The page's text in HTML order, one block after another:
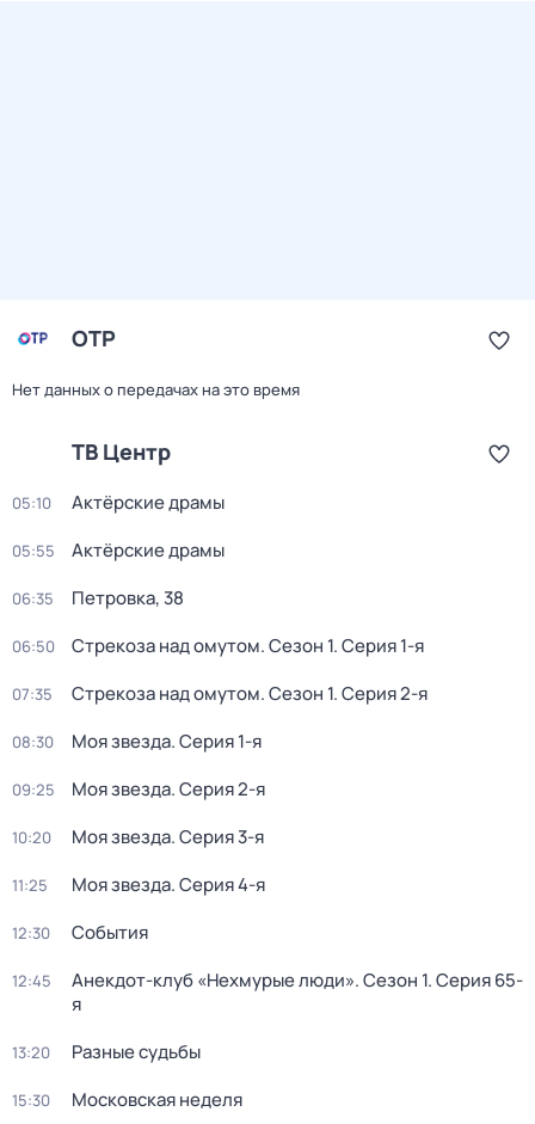
ОТР
Нет данных о передачах на это время
ТВ Центр
05:10 Актёрские драмы
05:55 Актёрские драмы
06:35 Петровка, 38
06:50 Стрекоза над омутом. Сезон 1. Серия 1-я
07:35 Стрекоза над омутом. Сезон 1. Серия 2-я
08:30 Моя звезда. Серия 1-я
09:25 Моя звезда. Серия 2-я
10:20 Моя звезда. Серия 3-я
11:25 Моя звезда. Серия 4-я
12:30 События
12:45 Анекдот-клуб «Нехмурые люди». Сезон 1. Серия 65-
я
13:20 Разные судьбы
15:30 Московская неделя